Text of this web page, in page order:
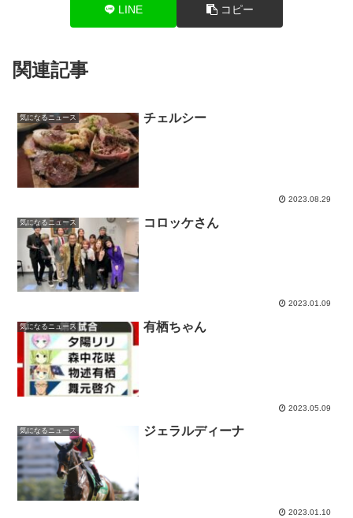
LINE コピー
関連記事
気になるニュース チェルシー
2023.08.29
気になるニュース コロッケさん
2023.01.09
気になるニュース 有栖ちゃん
2023.05.09
気になるニュース ジェラルディーナ
2023.01.10